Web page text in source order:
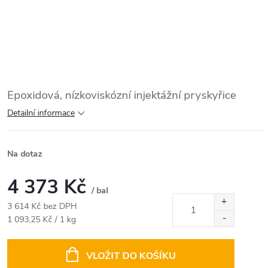
Epoxidová, nízkoviskózní injektážní pryskyřice
Detailní informace
Na dotaz
4 373 Kč / bal
3 614 Kč bez DPH
Měrná
1 093,25 Kč / 1 kg
VLOŽIT DO KOŠÍKU